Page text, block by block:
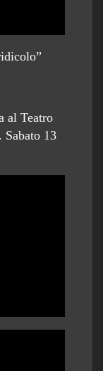
al Teatro
Sabato 13